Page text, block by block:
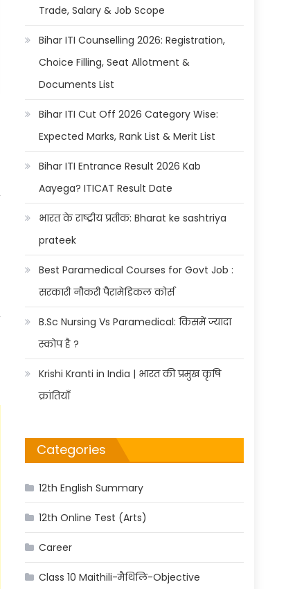
Trade, Salary & Job Scope
Bihar ITI Counselling 2026: Registration,
Choice Filling, Seat Allotment &
Documents List
Bihar ITI Cut Off 2026 Category Wise:
Expected Marks, Rank List & Merit List
Bihar ITI Entrance Result 2026 Kab
Aayega? ITICAT Result Date
भारत के राष्ट्रीय प्रतीक: Bharat ke sashtriya
prateek
Best Paramedical Courses for Govt Job :
सरकारी नौकरी पैरामेडिकल कोर्स
B.Sc Nursing Vs Paramedical: किसमें ज्यादा
स्कोप है ?
Krishi Kranti in India | भारत की प्रमुख कृषि
क्रांतियाँ
Categories
12th English Summary
12th Online Test (Arts)
Career
Class 10 Maithili-मैथिलि-Objective